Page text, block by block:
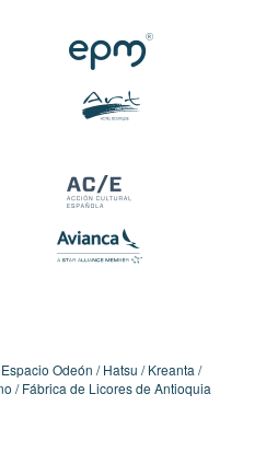
Espacio Odeón Hatsu
Kreanta
Fábrica de Licores de Antioquia